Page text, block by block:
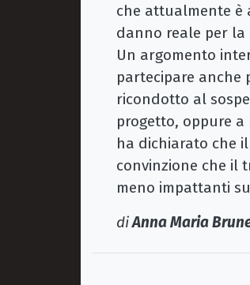
che attualmente è
danno reale per
Un argomento
partecipare anche
ricondotto al
progetto, oppure
ha dichiarato che
convinzione che il
meno impattanti
diAnna Maria